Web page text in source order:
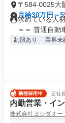
〒584-0025大
月給30万円～
求めている人
＝＝ 普通自動
制服あり 業界未
正社員
内勤営業・イ
株式会社ヨシダオー